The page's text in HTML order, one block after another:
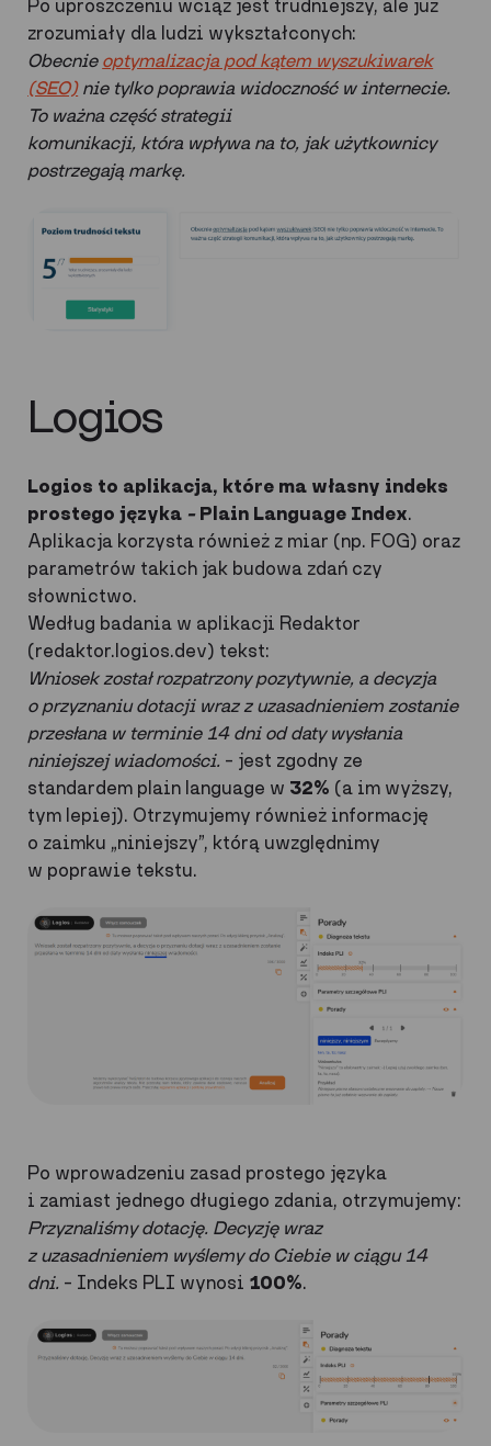
Po uproszczeniu wciąż jest trudniejszy, ale już
zrozumiały dla ludzi wykształconych:
Obecnie optymalizacja pod kątem wyszukiwarek
(SEO)nie tylko poprawia widoczność w internecie.
To ważna część strategii
komunikacji, która wpływa na to, jak użytkownicy
postrzegają markę.
Logios
Logios to aplikacja, które ma własny indeks
prostego języka –Plain Language Index.
Aplikacja korzysta również z miar (np. FOG) oraz
parametrów takich jak budowa zdań czy
słownictwo.
Według badania w aplikacji Redaktor
(redaktor.logios.dev) tekst:
Wniosek został rozpatrzony pozytywnie, a decyzja
o przyznaniu dotacji wraz z uzasadnieniem zostanie
przesłana w terminie 14 dni od daty wysłania
niniejszej wiadomości. – jest zgodny ze
standardem plain language w 32% (a im wyższy,
tym lepiej). Otrzymujemy również informację
o zaimku „niniejszy”, którą uwzględnimy
w poprawie tekstu.
Po wprowadzeniu zasad prostego języka
i zamiast jednego długiego zdania, otrzymujemy:
Przyznaliśmy dotację. Decyzję wraz
z uzasadnieniem wyślemy do Ciebie w ciągu 14
dni. – Indeks PLI wynosi 100%.